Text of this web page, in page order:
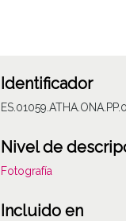
Identificador
Nivel de
Fotografía
Incluido en